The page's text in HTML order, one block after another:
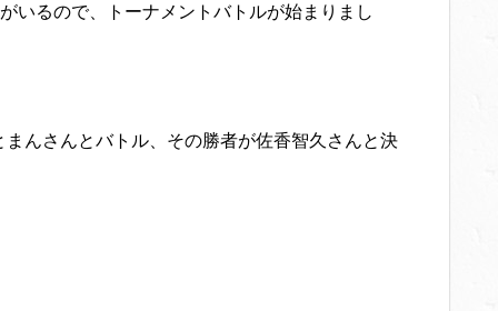
いるので、トーナメントバトルが始まりまし
んさんとバトル、その勝者が佐香智久さんと決